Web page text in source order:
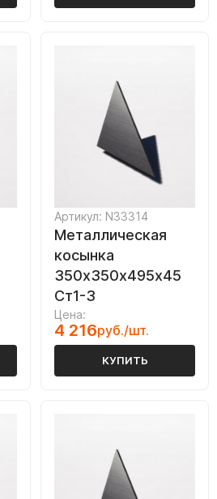
Артикул: N33314
Металлическая
косынка
350х350х495х45
Ст1-3
Цена:
4 216руб./шт.
КУПИТЬ